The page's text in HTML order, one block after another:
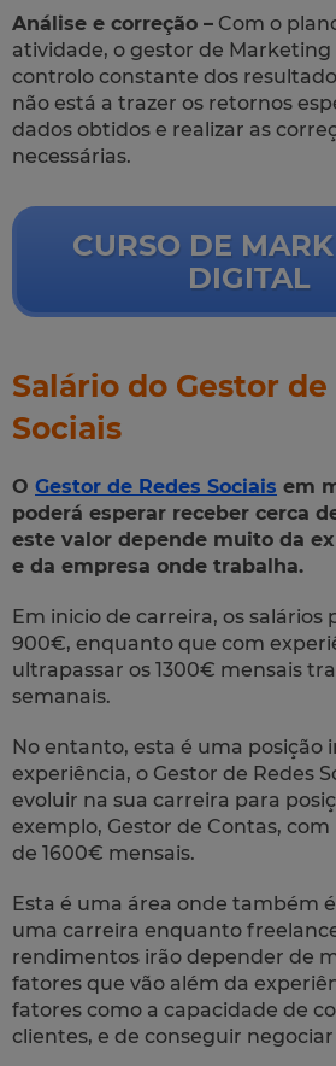
Análise e correção – Com o
atividade, o gestor de
controlo constante dos
não está a trazer os retornos
dados obtidos e realizar as
necessárias.
CURSO DE
DIGITAL
Salário do Gestor de
Sociais
O Gestor de Redes Sociais em
poderá esperar receber cerca
este valor depende muito da
e da empresa onde trabalha.
Em inicio de carreira, os salários
900€, enquanto que com
ultrapassar os 1300€ mensais
semanais.
No entanto, esta é uma posição
experiência, o Gestor de Redes
evoluir na sua carreira para
exemplo, Gestor de Contas,
de 1600€ mensais.
Esta é uma área onde também
uma carreira enquanto
rendimentos irão depender de
fatores que vão além da
fatores como a capacidade de
clientes, e de conseguir negociar